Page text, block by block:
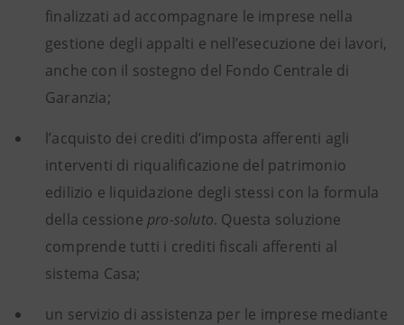
finalizzati ad accompagnare le imprese nella
gestione degli appalti e nell’esecuzione dei lavori,
anche con il sostegno del Fondo Centrale di
Garanzia;
l’acquisto dei crediti d’imposta afferenti agli
interventi di riqualificazione del patrimonio
edilizio e liquidazione degli stessi con la formula
della cessione pro-soluto. Questa soluzione
comprende tutti i crediti fiscali afferenti al
sistema Casa;
un servizio di assistenza per le imprese mediante